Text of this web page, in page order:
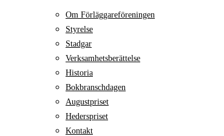
Om Förläggareföreningen
Styrelse
Stadgar
Verksamhetsberättelse
Historia
Bokbranschdagen
Augustpriset
Hederspriset
Kontakt